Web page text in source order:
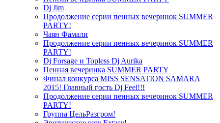
Dj Jim
Продолжение серии пенных вечеринок SUMMER
PARTY!
Чаян Фамали
Продолжение серии пенных вечеринок SUMMER
PARTY!
Dj Forsage и Topless Dj Aurika
Пенная вечеринка SUMMER PARTY
Финал конкурса MISS SENSATION SAMARA
2015! Главный гость Dj Feel!!!
Продолжение серии пенных вечеринок SUMMER
PARTY!
Группа ЦельРазгром!